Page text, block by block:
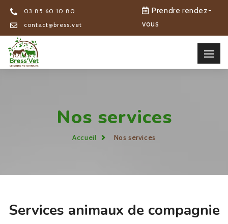
03 85 60 10 80
contact@bress.vet
Prendre rendez-
vous
Nos services
Accueil Nos services
Services animaux de compagnie